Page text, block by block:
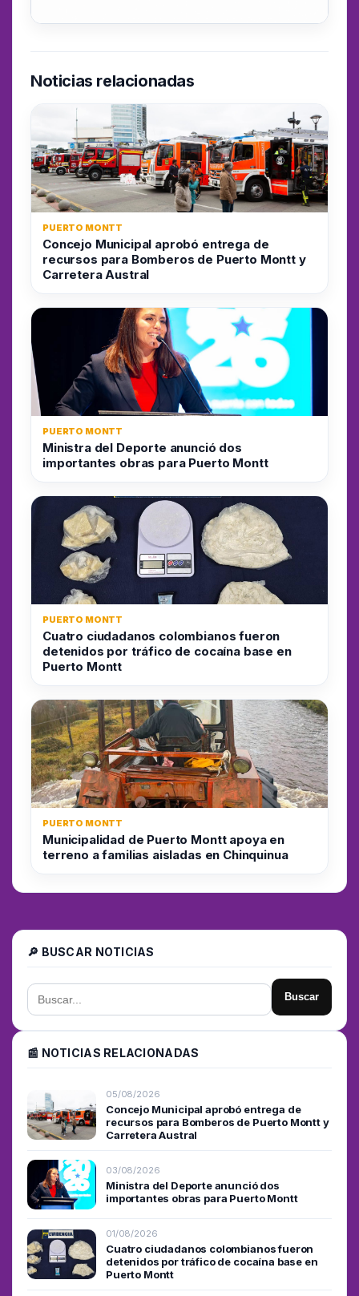
Noticias relacionadas
PUERTO MONTT
Concejo Municipal aprobó entrega de
recursos para Bomberos de Puerto Montt y
Carretera Austral
PUERTO MONTT
Ministra del Deporte anunció dos
importantes obras para Puerto Montt
PUERTO MONTT
Cuatro ciudadanos colombianos fueron
detenidos por tráfico de cocaína base en
Puerto Montt
PUERTO MONTT
Municipalidad de Puerto Montt apoya en
terreno a familias aisladas en Chinquinua
🔎 BUSCAR NOTICIAS
Buscar
📰 NOTICIAS RELACIONADAS
05/08/2026
Concejo Municipal aprobó entrega de
recursos para Bomberos de Puerto Montt y
Carretera Austral
03/08/2026
Ministra del Deporte anunció dos
importantes obras para Puerto Montt
01/08/2026
Cuatro ciudadanos colombianos fueron
detenidos por tráfico de cocaína base en
Puerto Montt